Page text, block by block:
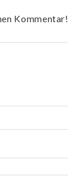
Kommentar!